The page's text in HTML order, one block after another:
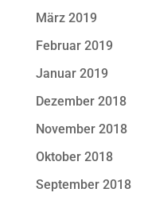
März 2019
Februar 2019
Januar 2019
Dezember 2018
November 2018
Oktober 2018
September 2018